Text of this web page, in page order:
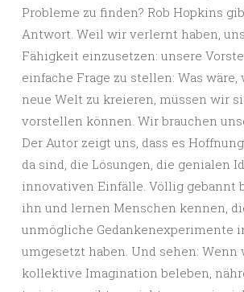
Probleme zu finden? Rob Hopkins
Antwort. Weil wir verlernt haben,
Fähigkeit einzusetzen: unsere
einfache Frage zu stellen: Was wäre,
neue Welt zu kreieren, müssen wir
vorstellen können. Wir brauchen
Der Autor zeigt uns, dass es
da sind, die Lösungen, die genialen
innovativen Einfälle. Völlig gebannt
ihn und lernen Menschen kennen,
unmögliche Gedankenexperimente
umgesetzt haben. Und sehen: Wenn
kollektive Imagination beleben,